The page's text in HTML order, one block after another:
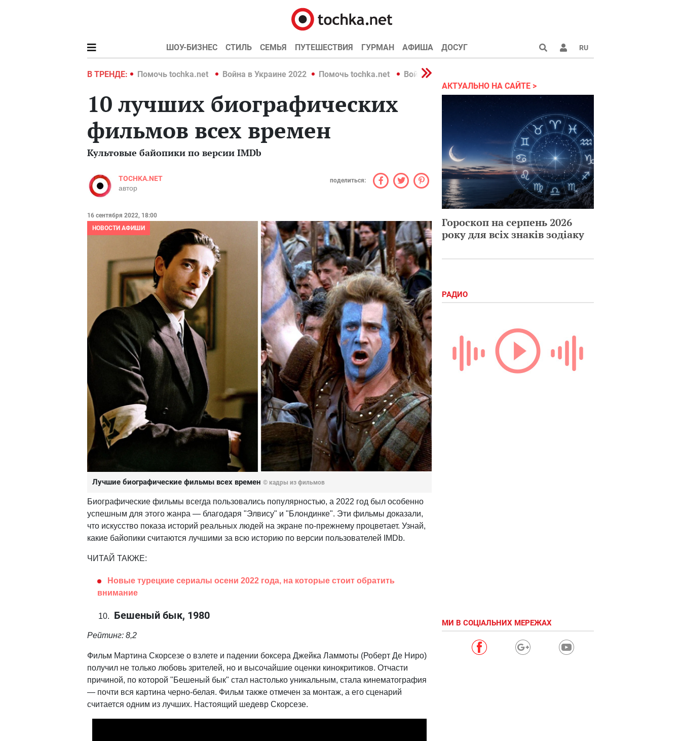
ШОУ-БИЗНЕС СТИЛЬ СЕМЬЯ ПУТЕШЕСТВИЯ ГУРМАН АФИША ДОСУГ RU
В ТРЕНДЕ:
Война в Украине 2022 Помочь tochka.net Война в Украине 2022 Помочь tochka.net Война в Украине 2022
10 лучших биографических
фильмов всех времен
Культовые байопики по версии IMDb
TOCHKA.NET
автор
поделиться:
16 сентября 2022, 18:00
НОВОСТИ АФИШИ
Лучшие биографические фильмы всех времен © кадры из фильмов
Биографические фильмы всегда пользовались популярностью, а 2022 год был особенно
успешным для этого жанра — благодаря "Элвису" и "Блондинке". Эти фильмы доказали,
что искусство показа историй реальных людей на экране по-прежнему процветает. Узнай,
какие байопики считаются лучшими за всю историю по версии пользователей IMDb.
ЧИТАЙ ТАКЖЕ:
Новые турецкие сериалы осени 2022 года, на которые стоит обратить
внимание
Бешеный бык, 1980
Рейтинг: 8,2
Фильм Мартина Скорсезе о взлете и падении боксера Джейка Ламмоты (Роберт Де Ниро)
получил не только любовь зрителей, но и высочайшие оценки кинокритиков. Отчасти
причиной, по которой "Бешеный бык" стал настолько уникальным, стала кинематография
— почти вся картина черно-белая. Фильм также отмечен за монтаж, а его сценарий
считается одним из лучших. Настоящий шедевр Скорсезе.
АКТУАЛЬНО НА САЙТЕ
Гороскоп на серпень 2026
року для всіх знаків зодіаку
РАДИО
МИ В СОЦІАЛЬНИХ МЕРЕЖАХ